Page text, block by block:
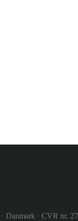
· Danmark · CVR nr.